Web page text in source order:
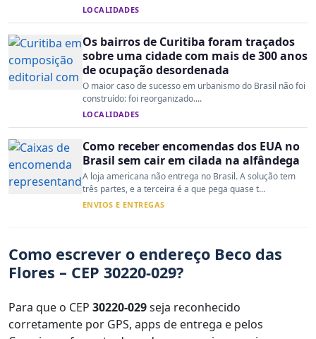
LOCALIDADES
Os bairros de Curitiba foram traçados
sobre uma cidade com mais de 300 anos
de ocupação desordenada
O maior caso de sucesso em urbanismo do Brasil não foi
construído: foi reorganizado....
LOCALIDADES
Como receber encomendas dos EUA no
Brasil sem cair em cilada na alfândega
A loja americana não entrega no Brasil. A solução tem
três partes, e a terceira é a que pega quase t...
ENVIOS E ENTREGAS
Como escrever o endereço Beco das
Flores – CEP 30220-029?
Para que o CEP 30220-029seja reconhecido
corretamente por GPS, apps de entrega e pelos